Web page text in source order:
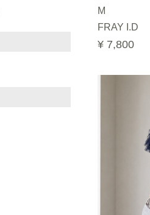
M
FRAY I.D
¥ 7,800